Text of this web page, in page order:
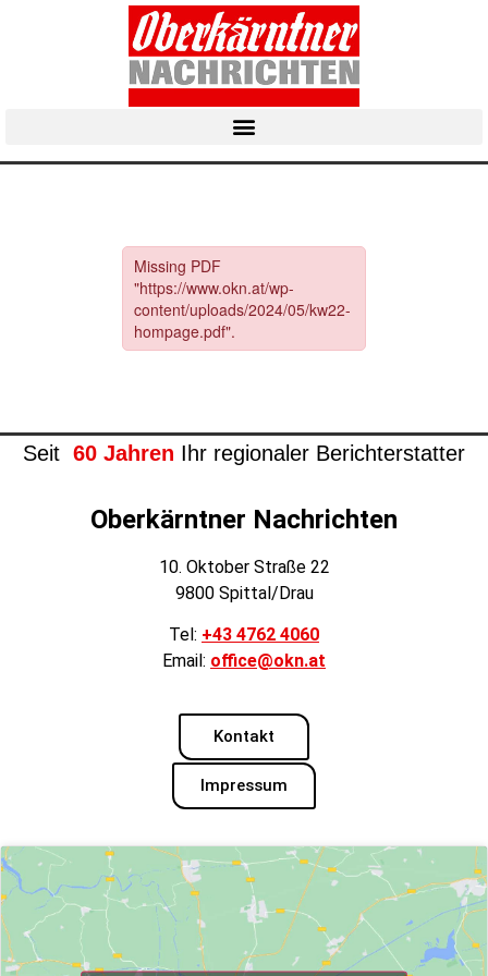
Seit 60 Jahren Ihr regionaler Berichterstatter
Oberkärntner Nachrichten
10. Oktober Straße 22
9800 Spittal/Drau
Tel: +43 4762 4060
Email: office@okn.at
Kontakt
Impressum